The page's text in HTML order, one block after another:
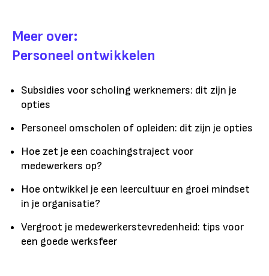
Meer over:
Personeel ontwikkelen
Subsidies voor scholing werknemers: dit zijn je
opties
Personeel omscholen of opleiden: dit zijn je opties
Hoe zet je een coachingstraject voor
medewerkers op?
Hoe ontwikkel je een leercultuur en groei mindset
in je organisatie?
Vergroot je medewerkerstevredenheid: tips voor
een goede werksfeer